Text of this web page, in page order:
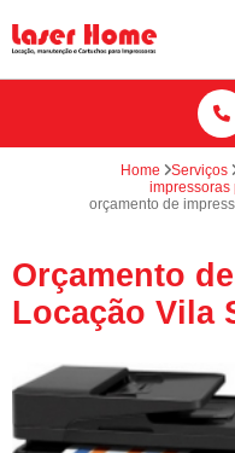
Home Serviços
impressoras
orçamento de
Orçamento
Locação Vila